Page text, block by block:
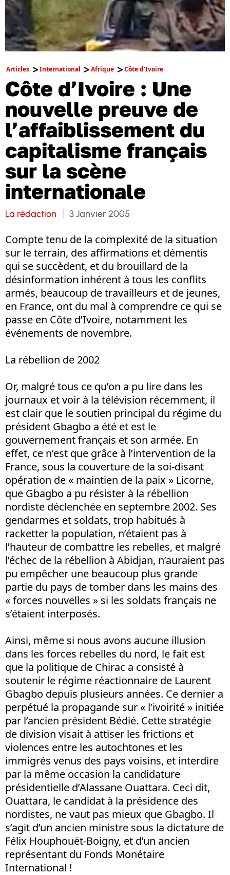
Articles International Afrique Côte d'Ivoire
Côte d’Ivoire : Une
nouvelle preuve de
l’affaiblissement du
capitalisme français
sur la scène
internationale
La rédaction 3 Janvier 2005
Compte tenu de la complexité de la situation
sur le terrain, des affirmations et démentis
qui se succèdent, et du brouillard de la
désinformation inhérent à tous les conflits
armés, beaucoup de travailleurs et de jeunes,
en France, ont du mal à comprendre ce qui se
passe en Côte d’Ivoire, notamment les
événements de novembre.
La rébellion de 2002
Or, malgré tous ce qu’on a pu lire dans les
journaux et voir à la télévision récemment, il
est clair que le soutien principal du régime du
président Gbagbo a été et est le
gouvernement français et son armée. En
effet, ce n’est que grâce à l’intervention de la
France, sous la couverture de la soi-disant
opération de « maintien de la paix » Licorne,
que Gbagbo a pu résister à la rébellion
nordiste déclenchée en septembre 2002. Ses
gendarmes et soldats, trop habitués à
racketter la population, n’étaient pas à
l’hauteur de combattre les rebelles, et malgré
l’échec de la rébellion à Abidjan, n’auraient pas
pu empêcher une beaucoup plus grande
partie du pays de tomber dans les mains des
« forces nouvelles » si les soldats français ne
s’étaient interposés.
Ainsi, même si nous avons aucune illusion
dans les forces rebelles du nord, le fait est
que la politique de Chirac a consisté à
soutenir le régime réactionnaire de Laurent
Gbagbo depuis plusieurs années. Ce dernier a
perpétué la propagande sur « l’ivoirité » initiée
par l’ancien président Bédié. Cette stratégie
de division visait à attiser les frictions et
violences entre les autochtones et les
immigrés venus des pays voisins, et interdire
par la même occasion la candidature
présidentielle d’Alassane Ouattara. Ceci dit,
Ouattara, le candidat à la présidence des
nordistes, ne vaut pas mieux que Gbagbo. Il
s’agit d’un ancien ministre sous la dictature de
Félix Houphouët-Boigny, et d’un ancien
représentant du Fonds Monétaire
International !